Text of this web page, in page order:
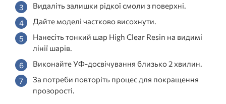
Видаліть залишки рідкої смоли з поверхні.
Дайте моделі частково висохнути.
Нанесіть тонкий шар High Clear Resin на видимі
лінії шарів.
Виконайте УФ-досвічування близько 2 хвилин.
За потреби повторіть процес для покращення
прозорості.